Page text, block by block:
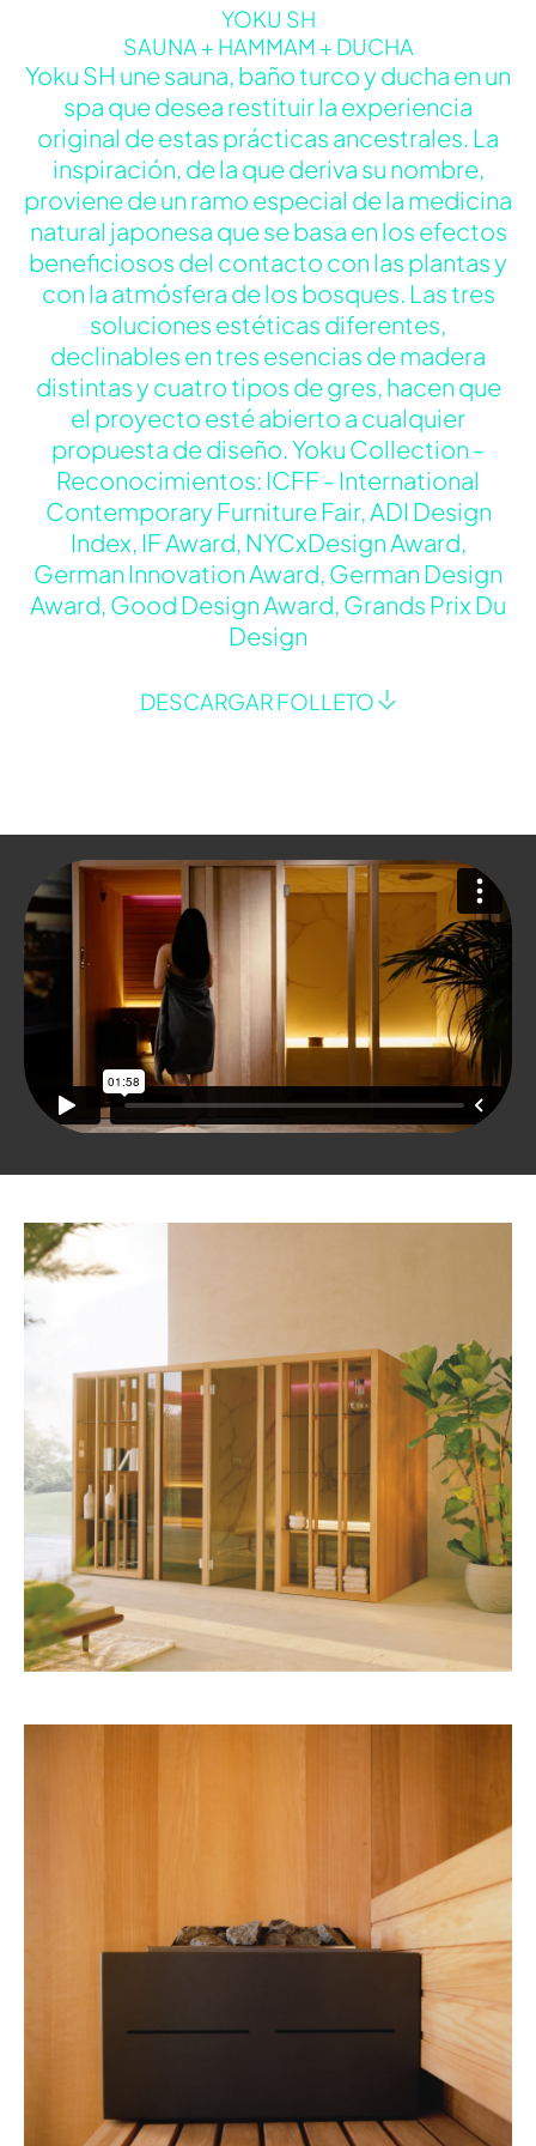
YOKU SH
SAUNA + HAMMAM + DUCHA
Yoku SH une sauna, baño turco y ducha en un
spa que desea restituir la experiencia
original de estas prácticas ancestrales. La
inspiración, de la que deriva su nombre,
proviene de un ramo especial de la medicina
natural japonesa que se basa en los efectos
beneficiosos del contacto con las plantas y
con la atmósfera de los bosques. Las tres
soluciones estéticas diferentes,
declinables en tres esencias de madera
distintas y cuatro tipos de gres, hacen que
el proyecto esté abierto a cualquier
propuesta de diseño. Yoku Collection -
Reconocimientos: ICFF - International
Contemporary Furniture Fair, ADI Design
Index, IF Award, NYCxDesign Award,
German Innovation Award, German Design
Award, Good Design Award, Grands Prix Du
Design
DESCARGAR FOLLETO